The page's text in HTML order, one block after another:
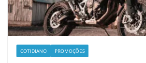
COTIDIANO PROMOÇÕES